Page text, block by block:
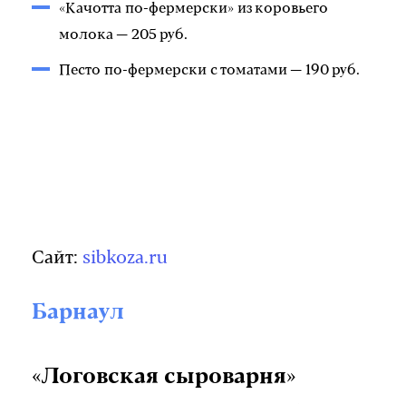
«Качотта по-фермерски» из коровьего
молока — 205 руб.
Песто по-фермерски с томатами — 190 руб.
Сайт: sibkoza.ru
Барнаул
«Логовская сыроварня»